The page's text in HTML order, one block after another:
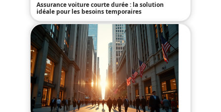
Assurance voiture courte durée : la solution
idéale pour les besoins temporaires